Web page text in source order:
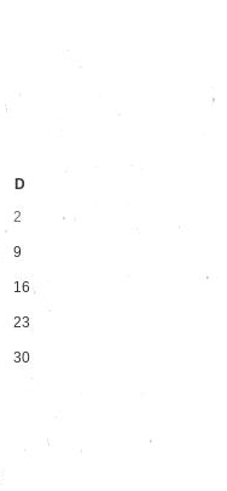
D
2
9
16
23
30